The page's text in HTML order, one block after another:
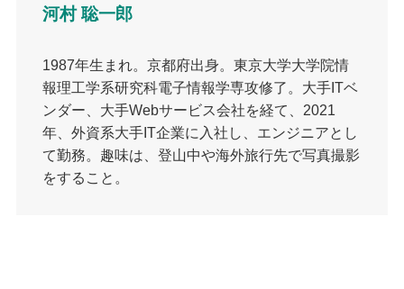
河村 聡一郎
1987年生まれ。京都府出身。東京大学大学院情
報理工学系研究科電子情報学専攻修了。大手ITベ
ンダー、大手Webサービス会社を経て、2021
年、外資系大手IT企業に入社し、エンジニアとし
て勤務。趣味は、登山中や海外旅行先で写真撮影
をすること。